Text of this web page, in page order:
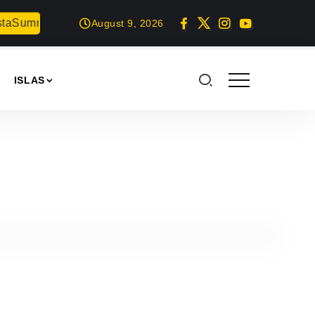
Geek en ArrecifeTeguise celebrará el Día de la
August 9, 2026
ISLAS